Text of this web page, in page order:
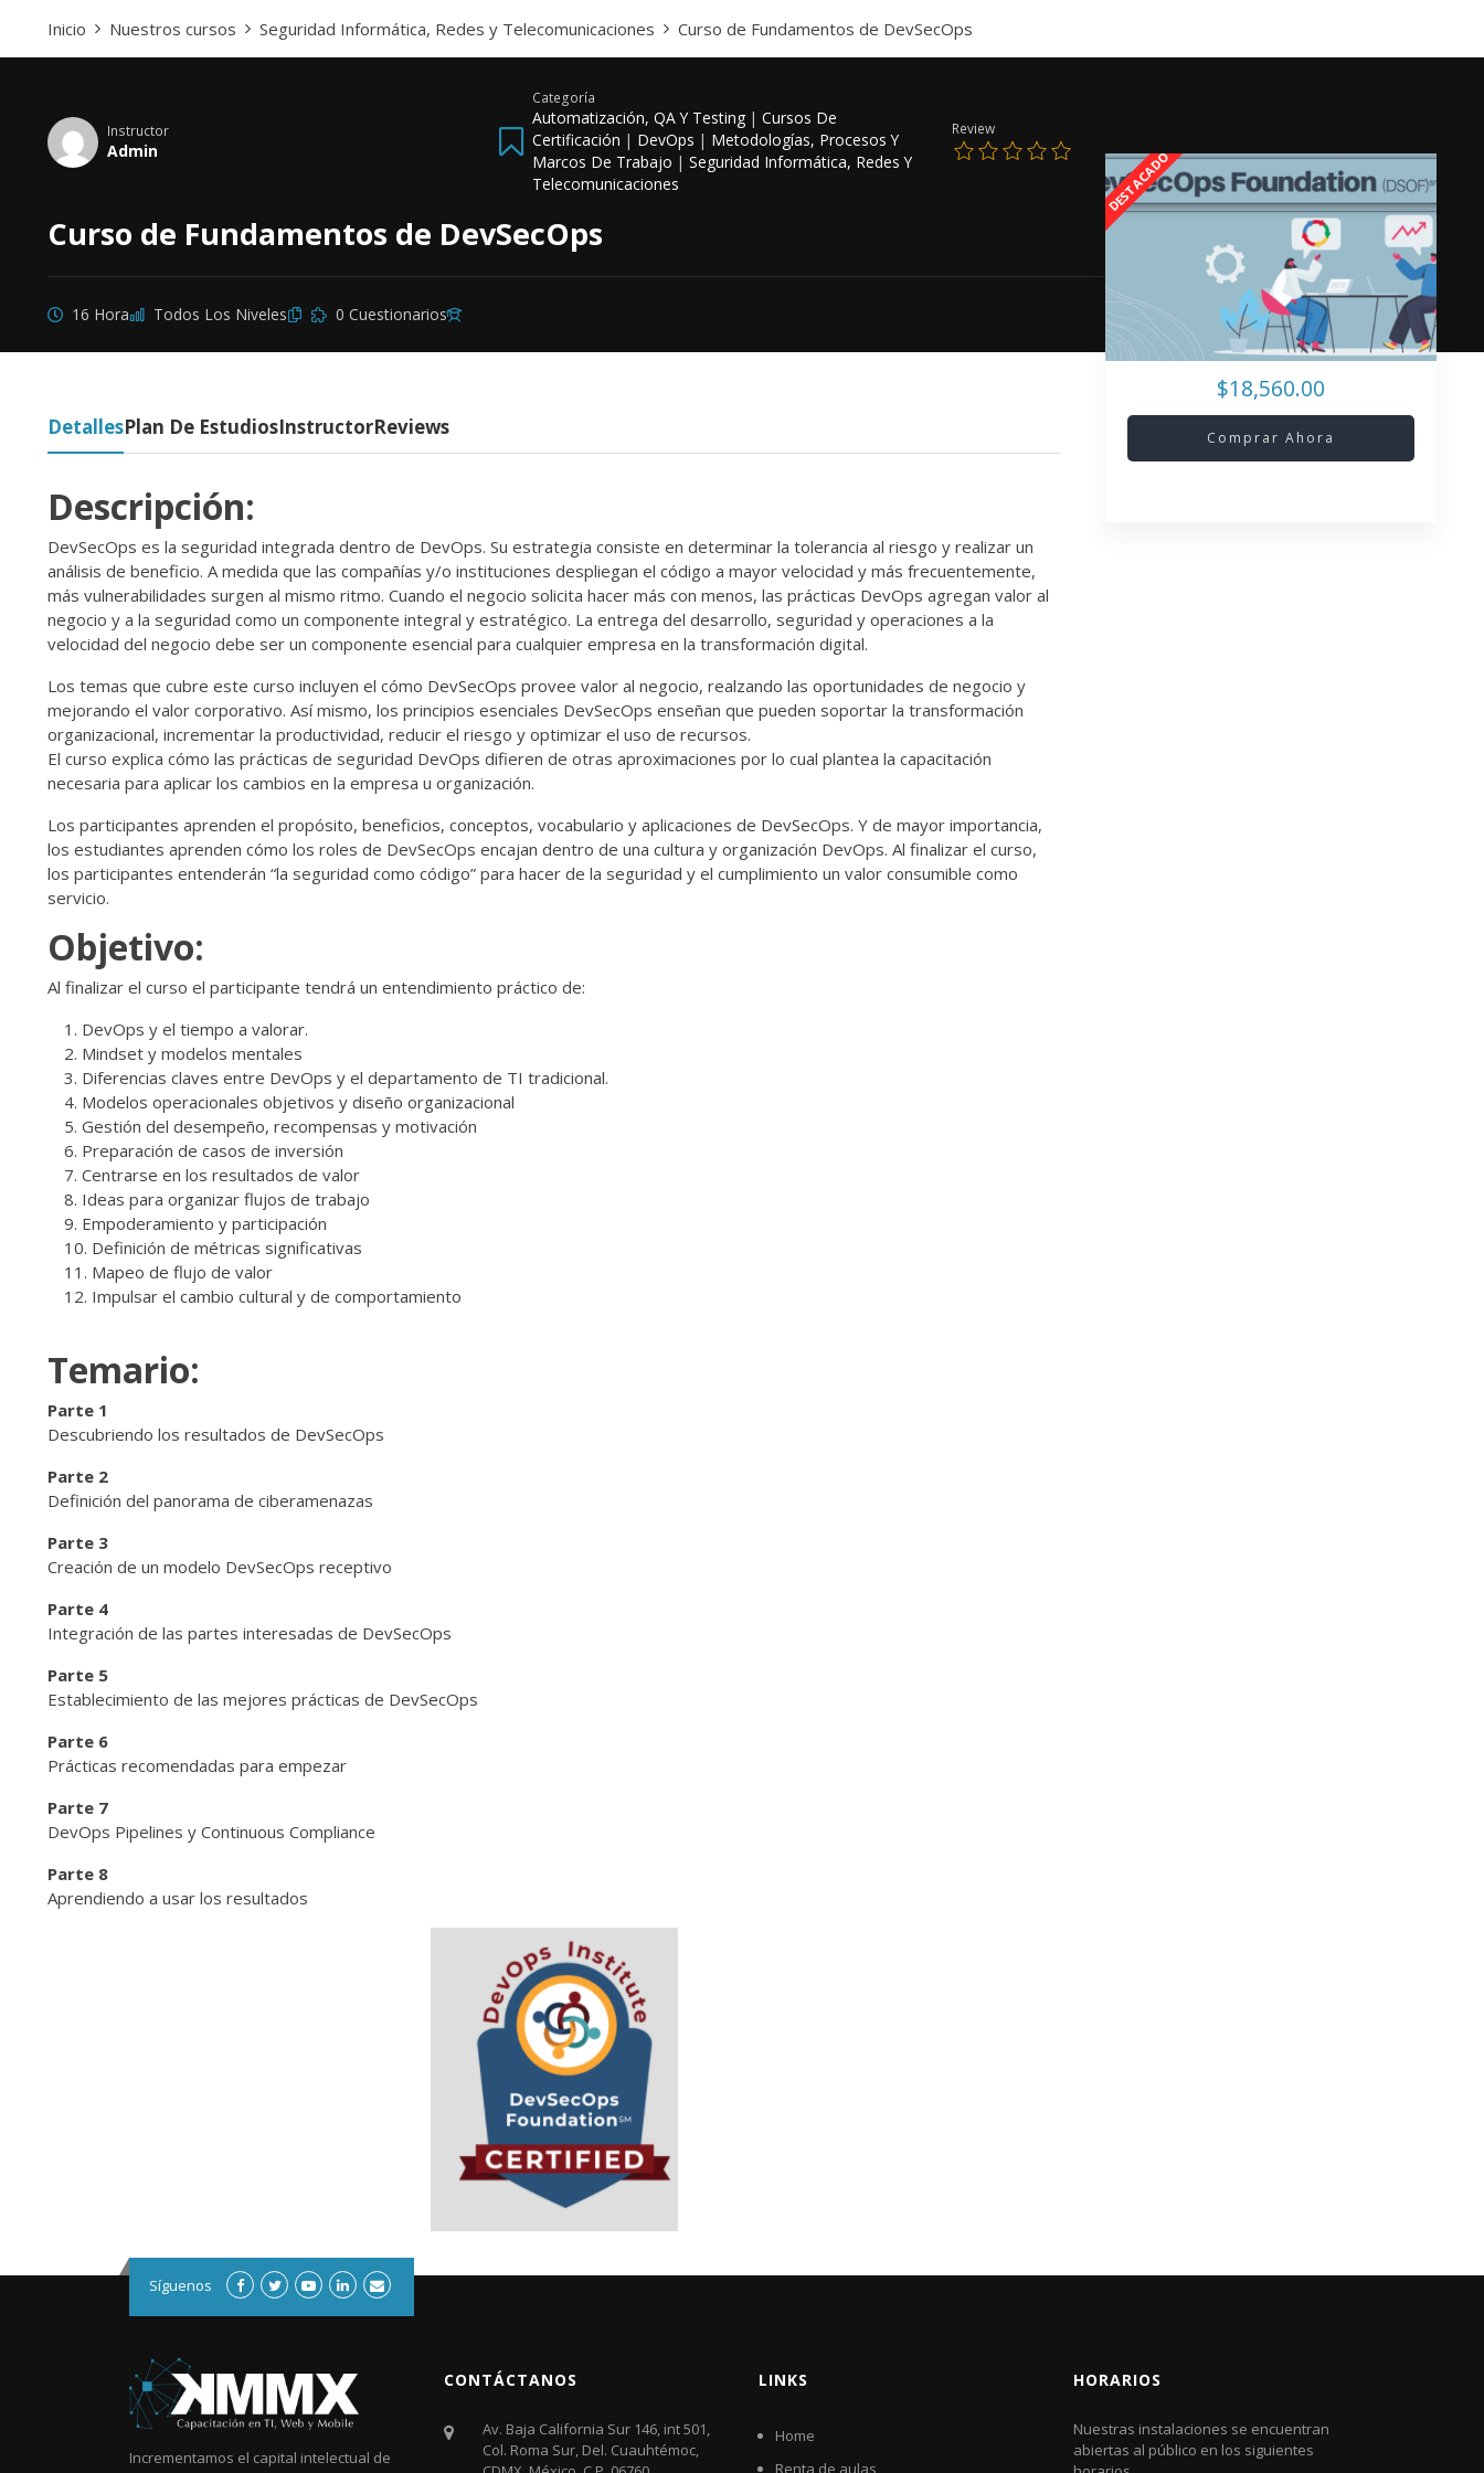
Inicio Nuestros cursos Seguridad Informática, Redes y Telecomunicaciones Curso de Fundamentos de DevSecOps
Instructor
Admin
Categoría
Automatización, QA Y Testing | Cursos De
Certificación | DevOps | Metodologías, Procesos Y
Marcos De Trabajo | Seguridad Informática, Redes Y
Telecomunicaciones
Review
Curso de Fundamentos de DevSecOps
16 Hora Todos Los Niveles 0 Cuestionarios
DetallesPlan De EstudiosInstructorReviews
Descripción:
DevSecOps es la seguridad integrada dentro de DevOps. Su estrategia consiste en determinar la tolerancia al riesgo y realizar un
análisis de beneficio. A medida que las compañías y/o instituciones despliegan el código a mayor velocidad y más frecuentemente,
más vulnerabilidades surgen al mismo ritmo. Cuando el negocio solicita hacer más con menos, las prácticas DevOps agregan valor al
negocio y a la seguridad como un componente integral y estratégico. La entrega del desarrollo, seguridad y operaciones a la
velocidad del negocio debe ser un componente esencial para cualquier empresa en la transformación digital.
Los temas que cubre este curso incluyen el cómo DevSecOps provee valor al negocio, realzando las oportunidades de negocio y
mejorando el valor corporativo. Así mismo, los principios esenciales DevSecOps enseñan que pueden soportar la transformación
organizacional, incrementar la productividad, reducir el riesgo y optimizar el uso de recursos.
El curso explica cómo las prácticas de seguridad DevOps difieren de otras aproximaciones por lo cual plantea la capacitación
necesaria para aplicar los cambios en la empresa u organización.
Los participantes aprenden el propósito, beneficios, conceptos, vocabulario y aplicaciones de DevSecOps. Y de mayor importancia,
los estudiantes aprenden cómo los roles de DevSecOps encajan dentro de una cultura y organización DevOps. Al finalizar el curso,
los participantes entenderán “la seguridad como código” para hacer de la seguridad y el cumplimiento un valor consumible como
servicio.
Objetivo:
Al finalizar el curso el participante tendrá un entendimiento práctico de:
DevOps y el tiempo a valorar.
Mindset y modelos mentales
Diferencias claves entre DevOps y el departamento de TI tradicional.
Modelos operacionales objetivos y diseño organizacional
Gestión del desempeño, recompensas y motivación
Preparación de casos de inversión
Centrarse en los resultados de valor
Ideas para organizar flujos de trabajo
Empoderamiento y participación
Definición de métricas significativas
Mapeo de flujo de valor
Impulsar el cambio cultural y de comportamiento
Temario:
Parte 1
Descubriendo los resultados de DevSecOps
Parte 2
Definición del panorama de ciberamenazas
Parte 3
Creación de un modelo DevSecOps receptivo
Parte 4
Integración de las partes interesadas de DevSecOps
Parte 5
Establecimiento de las mejores prácticas de DevSecOps
Parte 6
Prácticas recomendadas para empezar
Parte 7
DevOps Pipelines y Continuous Compliance
Parte 8
Aprendiendo a usar los resultados
$18,560.00
Comprar Ahora
Síguenos
Incrementamos el capital intelectual de
CONTÁCTANOS
Av. Baja California Sur 146, int 501,
Col. Roma Sur, Del. Cuauhtémoc,
LINKS
Home
Renta de aulas
HORARIOS
Nuestras instalaciones se encuentran
abiertas al público en los siguientes